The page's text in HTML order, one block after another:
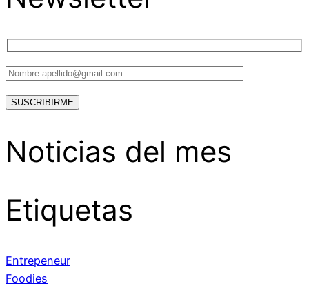
Noticias del mes
Etiquetas
Entrepeneur
Foodies